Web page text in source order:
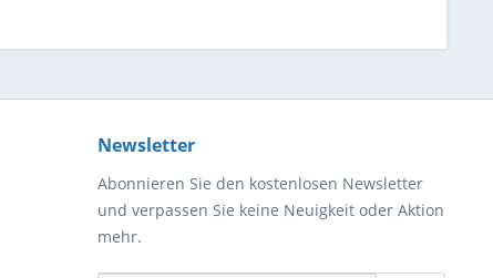
Newsletter
Abonnieren Sie den kostenlosen Newsletter
und verpassen Sie keine Neuigkeit oder Aktion
mehr.